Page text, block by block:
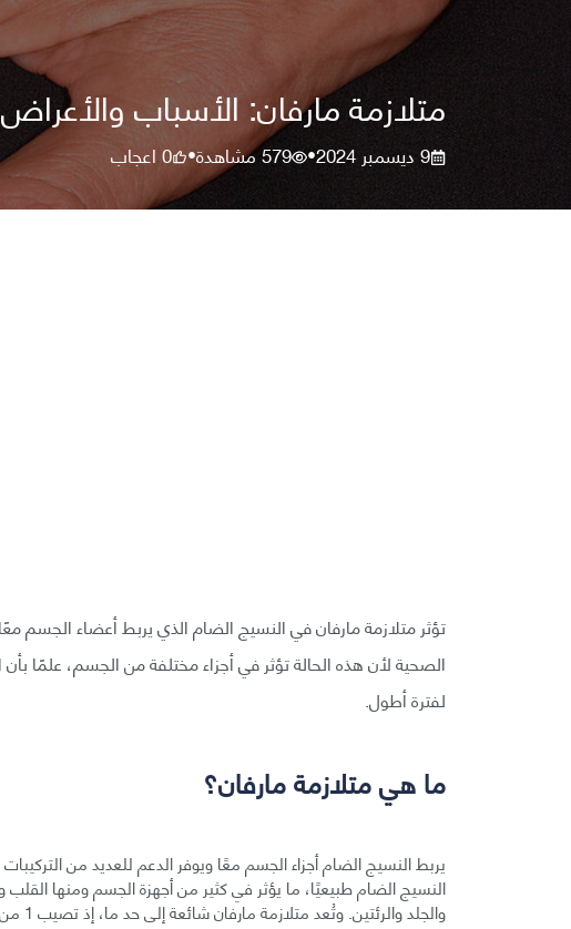
متلازمة مارفان: الأسباب
9 ديسمبر 2024 •
579مشاهدة•
0اعجاب
تؤثر متلازمة مارفان في النسيج الضام الذي يربط أعضاء
الصحية لأن هذه الحالة تؤثر في أجزاء مختلفة من الجسم، علمًا
لفترة أطول.
ما هي متلازمة مارفان؟
يربط النسيج الضام أجزاء الجسم معًا ويوفر الدعم للعديد من
النسيج الضام طبيعيًا، ما يؤثر في كثير من أجهزة الجسم ومنها القلب
والجلد والرئتين. وتُعد متلازمة مارفان شائعة إلى حد ما، إذ تصيب 1 من كل 10000 إلى 20000 شخص.